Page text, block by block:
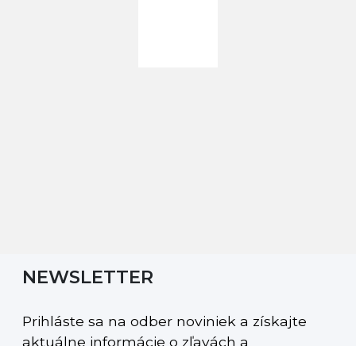
NEWSLETTER
Prihláste sa na odber noviniek a získajte
aktuálne informácie o zľavách a